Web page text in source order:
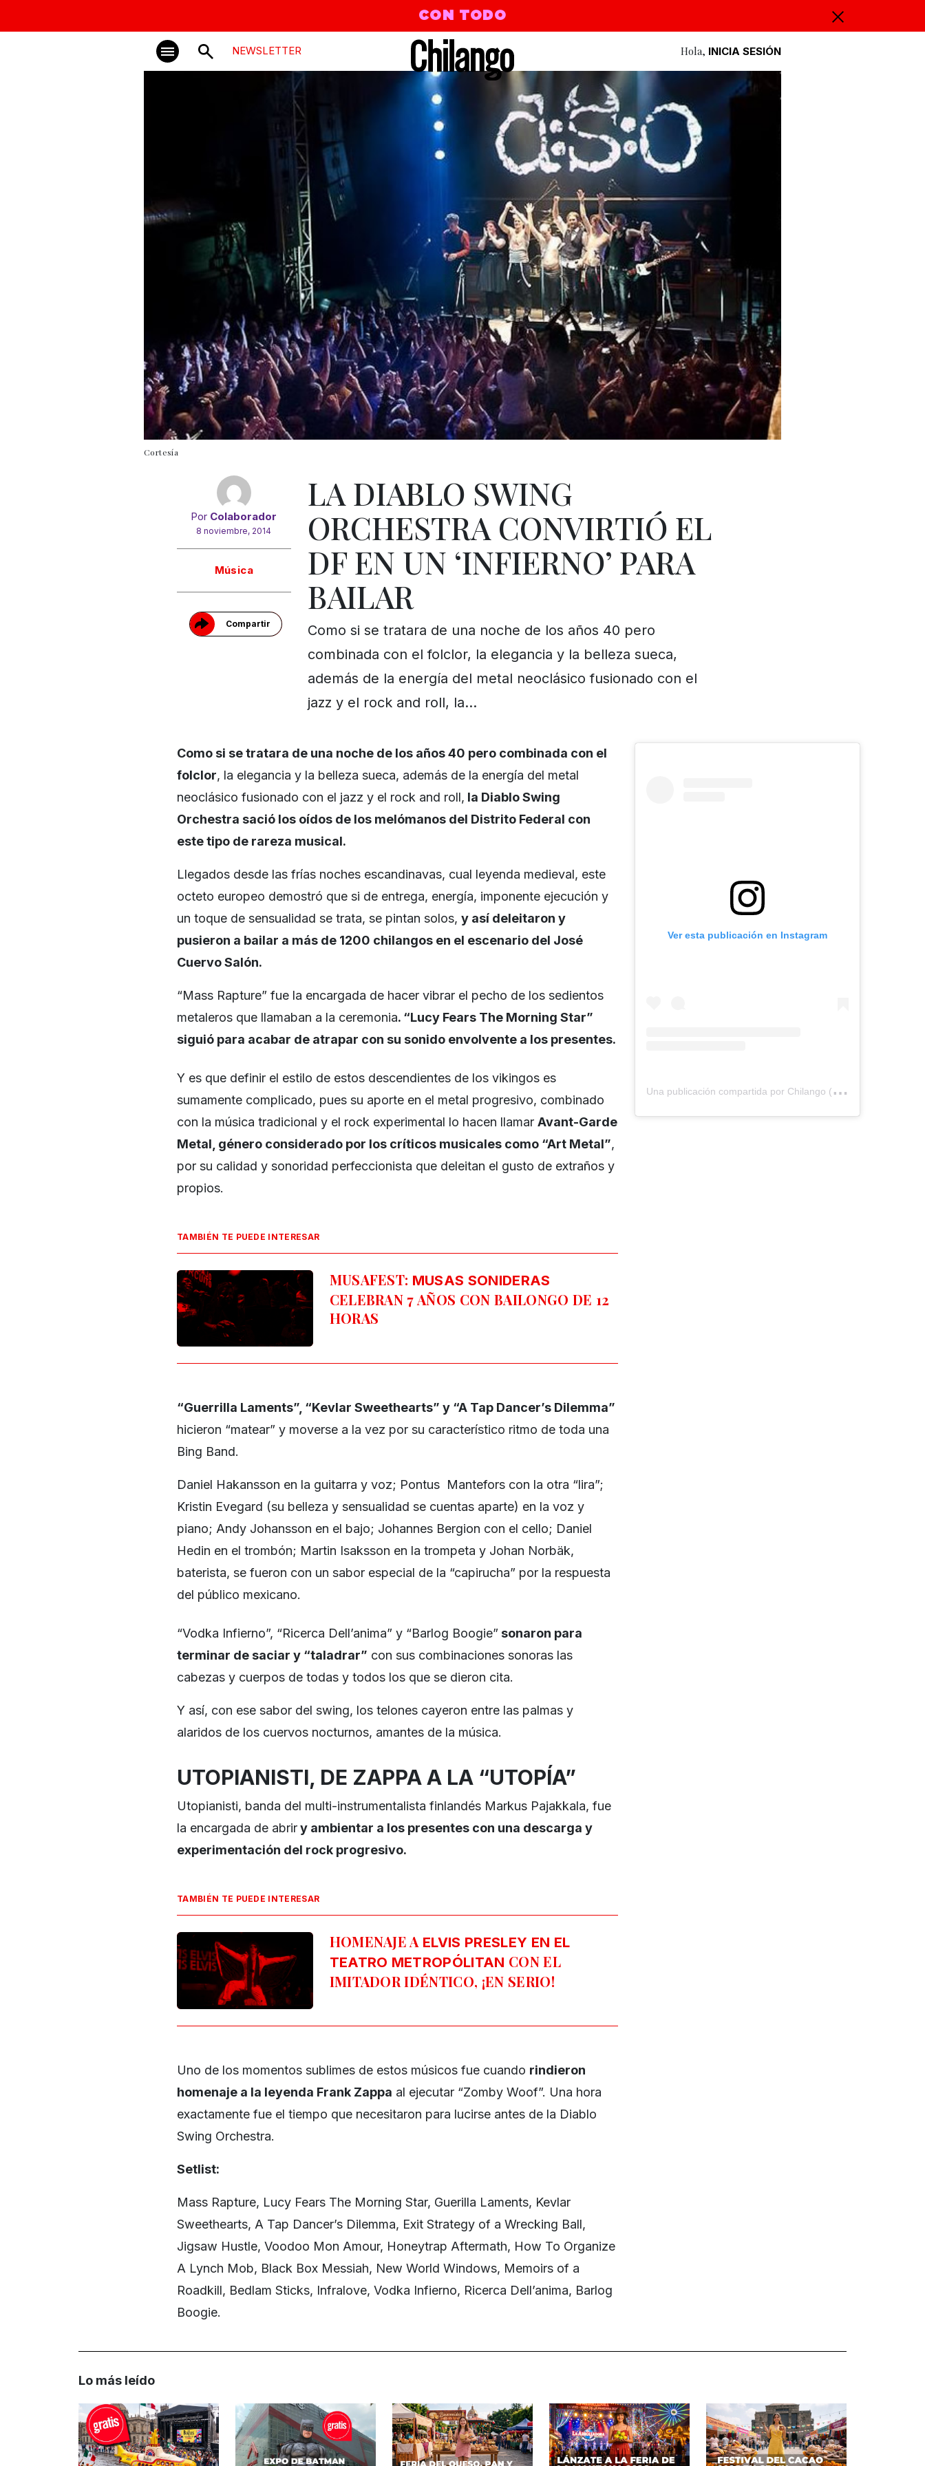
CON TODO
NEWSLETTER Hola, INICIA SESIÓN
Cortesía
Por Colaborador
8 noviembre, 2014
Música
Compartir
LA DIABLO SWING
ORCHESTRA CONVIRTIÓ EL
DF EN UN ‘INFIERNO’ PARA
BAILAR
Como si se tratara de una noche de los años 40 pero
combinada con el folclor, la elegancia y la belleza sueca,
además de la energía del metal neoclásico fusionado con el
jazz y el rock and roll, la…
Como si se tratara de una noche de los años 40 pero combinada con el
folclor, la elegancia y la belleza sueca, además de la energía del metal
neoclásico fusionado con el jazz y el rock and roll, la Diablo Swing
Orchestra sació los oídos de los melómanos del Distrito Federal con
este tipo de rareza musical.
Llegados desde las frías noches escandinavas, cual leyenda medieval, este
octeto europeo demostró que si de entrega, energía, imponente ejecución y
un toque de sensualidad se trata, se pintan solos, y así deleitaron y
pusieron a bailar a más de 1200 chilangos en el escenario del José
Cuervo Salón.
“Mass Rapture” fue la encargada de hacer vibrar el pecho de los sedientos
metaleros que llamaban a la ceremonia. “Lucy Fears The Morning Star”
siguió para acabar de atrapar con su sonido envolvente a los presentes.
Y es que definir el estilo de estos descendientes de los vikingos es
sumamente complicado, pues su aporte en el metal progresivo, combinado
con la música tradicional y el rock experimental lo hacen llamar Avant-Garde
Metal, género considerado por los críticos musicales como “Art Metal”,
por su calidad y sonoridad perfeccionista que deleitan el gusto de extraños y
propios.
TAMBIÉN TE PUEDE INTERESAR
MUSAFEST: MUSAS SONIDERAS
CELEBRAN 7 AÑOS CON BAILONGO DE 12
HORAS
“Guerrilla Laments”, “Kevlar Sweethearts” y “A Tap Dancer’s Dilemma”
hicieron “matear” y moverse a la vez por su característico ritmo de toda una
Bing Band.
Daniel Hakansson en la guitarra y voz; Pontus Mantefors con la otra “lira”;
Kristin Evegard (su belleza y sensualidad se cuentas aparte) en la voz y
piano; Andy Johansson en el bajo; Johannes Bergion con el cello; Daniel
Hedin en el trombón; Martin Isaksson en la trompeta y Johan Norbäk,
baterista, se fueron con un sabor especial de la “capirucha” por la respuesta
del público mexicano.
“Vodka Infierno”, “Ricerca Dell’anima” y “Barlog Boogie” sonaron para
terminar de saciar y “taladrar” con sus combinaciones sonoras las
cabezas y cuerpos de todas y todos los que se dieron cita.
Y así, con ese sabor del swing, los telones cayeron entre las palmas y
alaridos de los cuervos nocturnos, amantes de la música.
UTOPIANISTI, DE ZAPPA A LA “UTOPÍA”
Utopianisti, banda del multi-instrumentalista finlandés Markus Pajakkala, fue
la encargada de abriry ambientar a los presentes con una descarga y
experimentación del rock progresivo.
TAMBIÉN TE PUEDE INTERESAR
HOMENAJE AELVIS PRESLEY EN EL
TEATRO METROPÓLITAN CON EL
IMITADOR IDÉNTICO, ¡EN SERIO!
Uno de los momentos sublimes de estos músicos fue cuando rindieron
homenaje a la leyenda Frank Zappa al ejecutar “Zomby Woof”. Una hora
exactamente fue el tiempo que necesitaron para lucirse antes de la Diablo
Swing Orchestra.
Setlist:
Mass Rapture, Lucy Fears The Morning Star, Guerilla Laments, Kevlar
Sweethearts, A Tap Dancer’s Dilemma, Exit Strategy of a Wrecking Ball,
Jigsaw Hustle, Voodoo Mon Amour, Honeytrap Aftermath, How To Organize
A Lynch Mob, Black Box Messiah, New World Windows, Memoirs of a
Roadkill, Bedlam Sticks, Infralove, Vodka Infierno, Ricerca Dell’anima, Barlog
Boogie.
Ver esta publicación en Instagram
U
na publicación compartida por Chilango (@chilangocom)
Lo más leído